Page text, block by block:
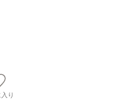
り